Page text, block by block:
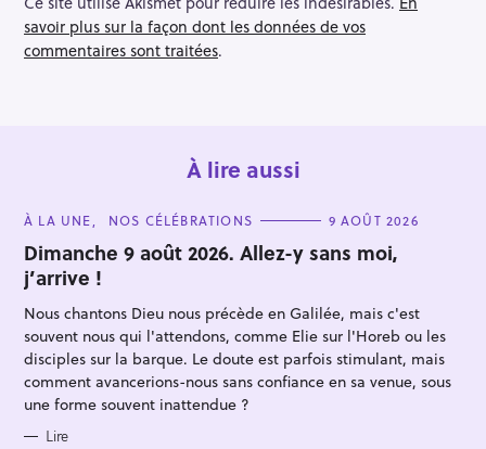
a
t
i
savoir plus sur la façon dont les données de vos
commentaires sont traitées.
À lire aussi
C
T
E
G
O
R
I
E
S
À LA UNE NOS CÉLÉBRATIONS 9 AOÛT 2026
Dimanche 9 août 2026. Allez-y sans moi,
j’arrive !
Nous chantons Dieu nous précède en Galilée, mais c'est
souvent nous qui l'attendons, comme Elie sur l'Horeb ou les
disciples sur la barque. Le doute est parfois stimulant, mais
comment avancerions-nous sans confiance en sa venue, sous
une forme souvent inattendue ?
Lire
R
e